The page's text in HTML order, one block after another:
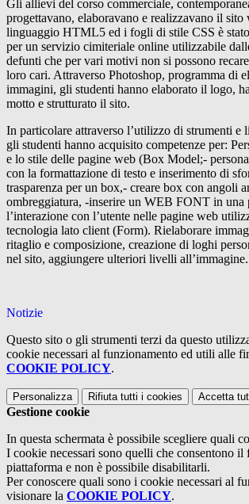
Gli allievi del corso commerciale,
progettavano, elaboravano e realizzavano il sito
linguaggio HTML5 ed i fogli di stile CSS è
per un servizio cimiteriale online utilizzabile
defunti che per vari motivi non si possono
loro cari. Attraverso Photoshop, programma di
immagini, gli studenti hanno elaborato il logo,
motto e strutturato il sito.
In particolare attraverso l’utilizzo di strumenti e
gli studenti hanno acquisito competenze per:
e lo stile delle pagine web (Box Model;-
con la formattazione di testo e inserimento di
trasparenza per un box,- creare box con angoli
ombreggiatura, -inserire un WEB FONT in una
l’interazione con l’utente nelle pagine web
tecnologia lato client (Form). Rielaborare
ritaglio e composizione, creazione di loghi
nel sito, aggiungere ulteriori livelli all’immagine.
Notizie
Questo sito o gli strumenti terzi da questo
cookie necessari al funzionamento ed utili alle
COOKIE POLICY.
Personalizza Rifiuta tutti i cookies Accetta
Gestione cookie
In questa schermata è possibile scegliere quali
I cookie necessari sono quelli che consentono il
piattaforma e non è possibile disabilitarli.
Per conoscere quali sono i cookie necessari al
visionare la COOKIE POLICY.